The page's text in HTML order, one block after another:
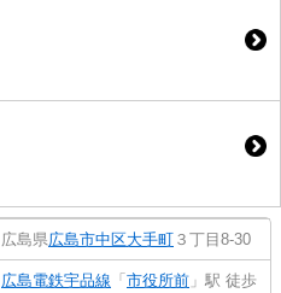
広島県広島市中区大手町 ３丁目8-30
広島電鉄宇品線 「 市役所前 」駅 徒歩